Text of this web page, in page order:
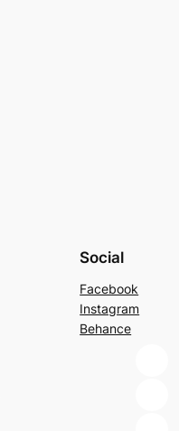
Social
Facebook
Instagram
Behance